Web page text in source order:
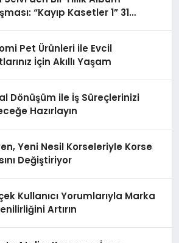
“Kayıp Kasetler 1” 31
Pet Ürünleri ile Evcil
İçin Akıllı Yaşam
Dönüşüm ile İş Süreçlerinizi
Hazırlayın
Yeni Nesil Korseleriyle Korse
Değiştiriyor
Kullanıcı Yorumlarıyla Marka
Artırın